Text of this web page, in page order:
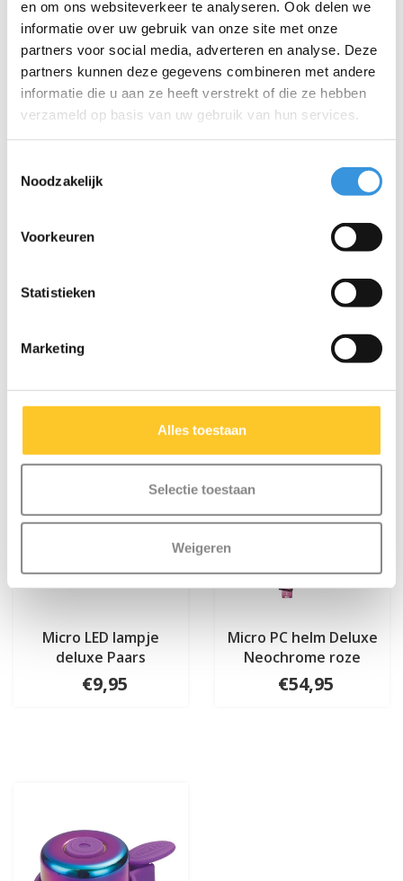
en om ons websiteverkeer te analyseren. Ook delen we
informatie over uw gebruik van onze site met onze
partners voor social media, adverteren en analyse. Deze
partners kunnen deze gegevens combineren met andere
informatie die u aan ze heeft verstrekt of die ze hebben
verzameld op basis van uw gebruik van hun services.
Noodzakelijk
Voorkeuren
Statistieken
Marketing
Alles toestaan
Selectie toestaan
Weigeren
een betere wereld, met aandacht voor mens en milieu,
volgens de ESG-richtlijnen.
Eén belangrijke toevoeging: hoewel deze Micro step avontuur en
plezier biedt, is hij niet bestand tegen de schokken en eisen van
stunten. Veiligheid is onze prioriteit, dus als je geïnteresseerd
bent in stunten, raden we aan om een van onze speciale
stuntsteps te kiezen.
Micro LED lampje
deluxe Paars
€9,95
Micro PC helm Deluxe
Neochrome roze
€54,95